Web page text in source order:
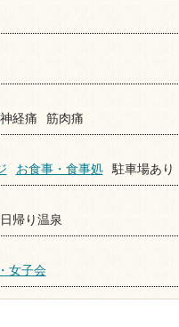
神経痛 筋肉痛
お食事・食事処 駐車場あり
日帰り温泉
女子会